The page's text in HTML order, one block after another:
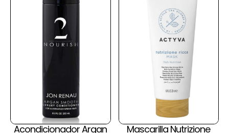
Acondicionador Argan Mascarilla Nutrizione